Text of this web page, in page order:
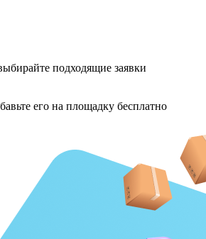
подходящие заявки
его на площадку бесплатно